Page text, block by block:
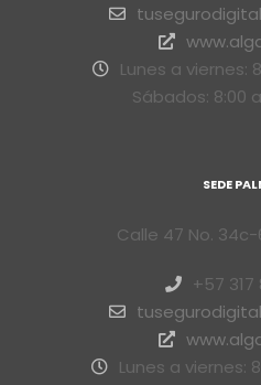
Lunes a viernes:
Sábados: 8:00
SEDE
Calle 47 No. 34c-
+57 317
Lunes a viernes: